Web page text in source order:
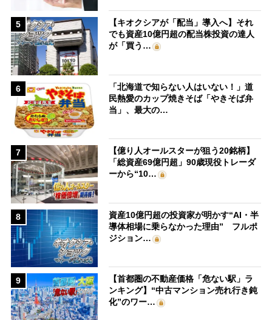
5
【キオクシアが「配当」導入へ】それ
でも資産10億円超の配当株投資の達人
が「買う…
6
「北海道で知らない人はいない！」道
民熱愛のカップ焼きそば「やきそば弁
当」、最大の…
7
【億り人オールスターが狙う20銘柄】
「総資産69億円超」90歳現役トレーダ
ーから“10…
8
資産10億円超の投資家が明かす“AI・半
導体相場に乗らなかった理由” フルポ
ジション…
9
【首都圏の不動産価格「危ない駅」ラ
ンキング】“中古マンション売れ行き鈍
化”のワー…